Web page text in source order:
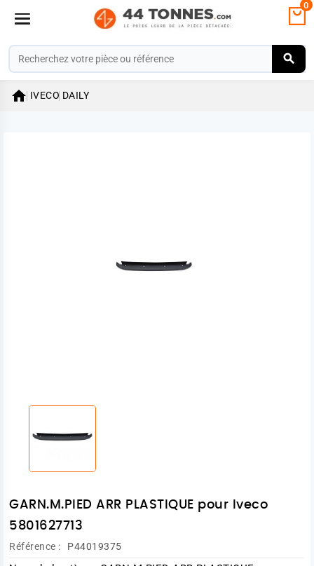
0
 IVECO DAILY
GARN.M.PIED ARR PLASTIQUE pour Iveco
5801627713
Référence : P44019375